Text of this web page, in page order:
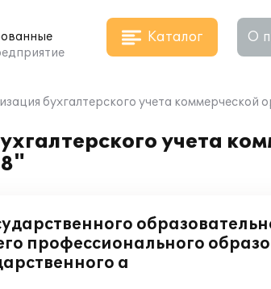
Каталог О
бухгалтерского учета коммерческой
учета
профессионального
а